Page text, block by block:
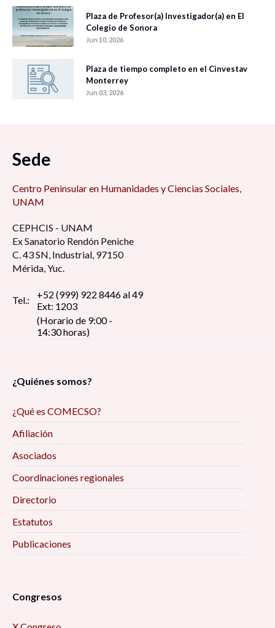
Plaza de Profesor(a) Investigador(a) en El
Colegio de Sonora
Jun 10, 2026
Plaza de tiempo completo en el Cinvestav
Monterrey
Jun 03, 2026
Sede
Centro Peninsular en Humanidades y Ciencias Sociales,
UNAM
CEPHCIS - UNAM
Ex Sanatorio Rendón Peniche
C. 43 SN, Industrial, 97150
Mérida, Yuc.
Tel.:
+52 (999) 922 8446 al 49
Ext: 1203
(Horario de 9:00 -
14:30 horas)
¿Quiénes somos?
¿Qué es COMECSO?
Afiliación
Asociados
Coordinaciones regionales
Directorio
Estatutos
Publicaciones
Congresos